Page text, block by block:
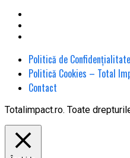
Politică de
Politică Cookies – Total
Contact
Totalimpact.ro. Toate